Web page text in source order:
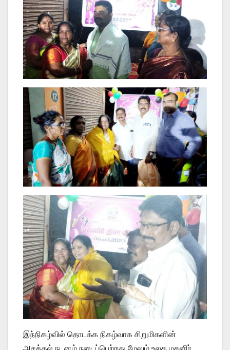
இந்நிகழ்வில் தொடக்க நிகழ்வாக சிறுமிகளின்